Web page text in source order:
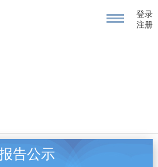
登录
注册
告公示